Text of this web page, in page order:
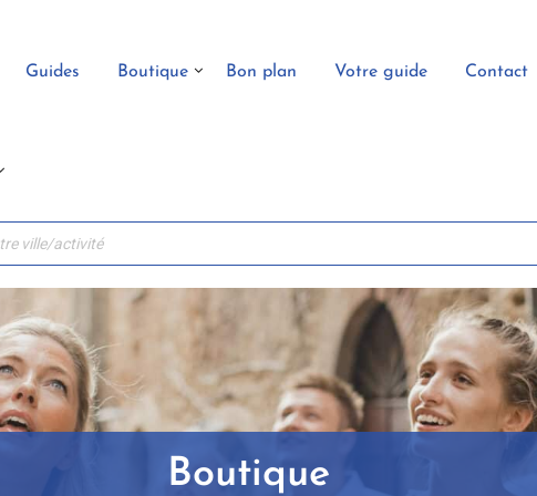
Guides Boutique Bon plan Votre guide Contact
Boutique